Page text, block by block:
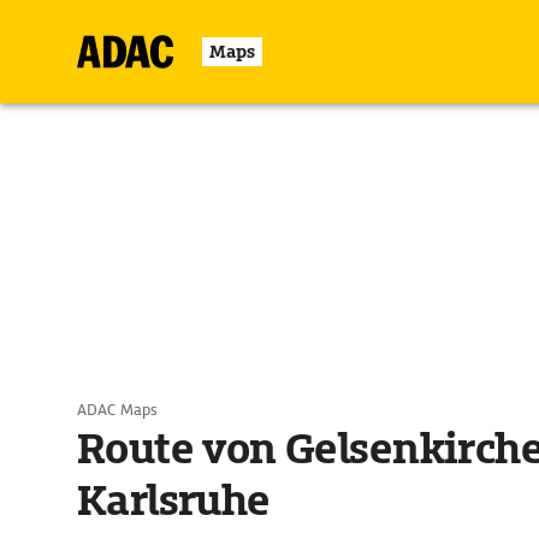
Maps
ADAC Maps
Route von
Karlsruhe